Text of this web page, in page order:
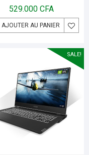
529.000 CFA
AJOUTER AU PANIER
SALE!